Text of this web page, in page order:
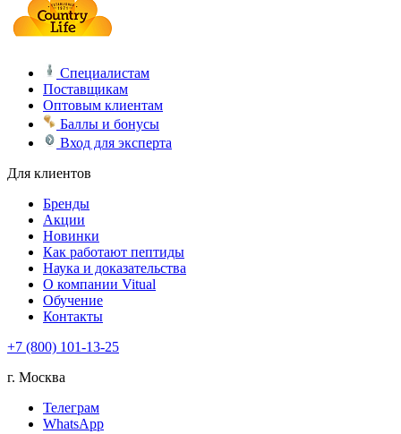
Специалистам
Поставщикам
Оптовым клиентам
Баллы и бонусы
Вход для эксперта
Для клиентов
Бренды
Акции
Новинки
Как работают пептиды
Наука и доказательства
О компании Vitual
Обучение
Контакты
+7 (800) 101-13-25
г. Москва
Телеграм
WhatsApp